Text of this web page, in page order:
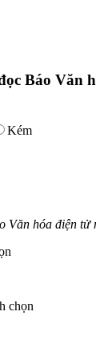
Báo Văn
Kém
Văn hóa điện tử
chọn